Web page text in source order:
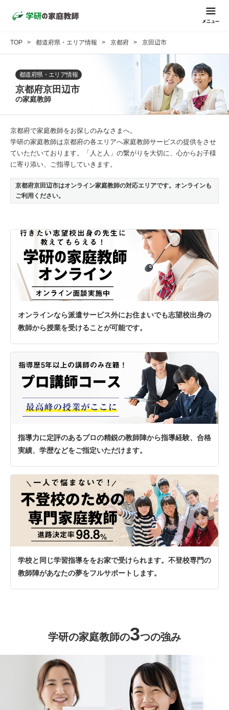
TOP 都道府県・エリア情報 京都府 京田辺市
都道府県・エリア情報
京都府京田辺市
の家庭教師
京都府で家庭教師をお探しのみなさまへ。
学研の家庭教師は京都府の各エリアへ家庭教師サービスの提供をさせ
ていただいております。「人と人」の繋がりを大切に、心からお子様
に寄り添い、ご指導していきます。
京都府京田辺市はオンライン家庭教師の対応エリアです。オンラインも
ご利用ください。
オンラインなら派遣サービス外にお住まいでも志望校出身の
教師から授業を受けることが可能です。
指導力に定評のあるプロの精鋭の教師陣から指導経験、合格
実績、学歴などをご指定いただけます。
学校と同じ学習指導ををお家で受けられます。不登校専門の
教師陣があなたの夢をフルサポートします。
学研の家庭教師の3つの強み